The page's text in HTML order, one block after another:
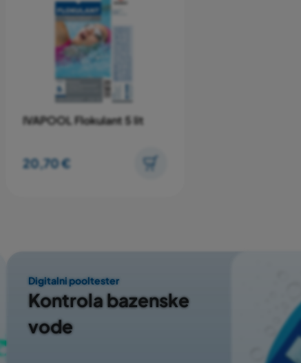
IVAPOOL Flokulant 5 lit
20,70 €
Digitalni pooltester
Kontrola bazenske
vode